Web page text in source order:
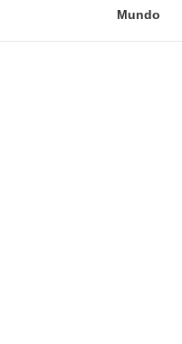
Mundo